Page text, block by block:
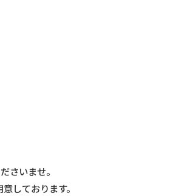
さいませ。
しております。